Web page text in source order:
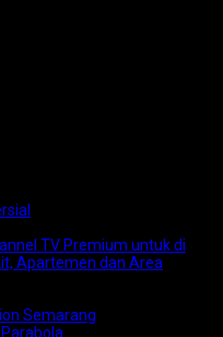
TV Premium untuk di
Apartemen dan Area
Semarang